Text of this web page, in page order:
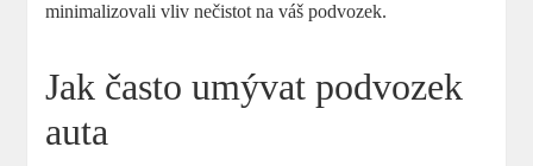
minimalizovali vliv nečistot na váš podvozek.
Jak často umývat podvozek
auta